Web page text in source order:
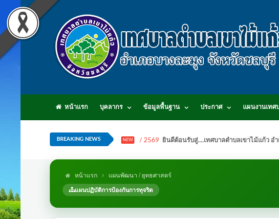
หน้าแรก บุคลากร ข้อมูลพื้นฐาน ประกาศ แผนงานเทศ
BREAKING NEWS NEW / 2569 ยินดีต้อนรับสู่....เทศบาลตำบลเขาไม้แก้ว อ
หน้าแรก
แผนพัฒนา / ยุทธศาสตร์
แผนปฏิบัติการป้องกันการทุจริต